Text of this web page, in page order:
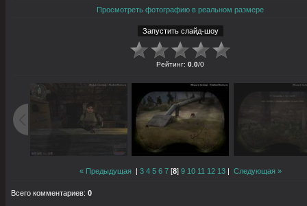
Просмотреть фотографию в реальном размере
Рейтинг: 0.0/0
« Предыдущая | 3 4 5 6 7 [8] 9 10 11 12 13 | Следующая »
Всего комментариев: 0